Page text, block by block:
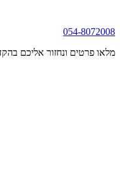
054-8072008
מלאו פרטים ונחזור אליכם